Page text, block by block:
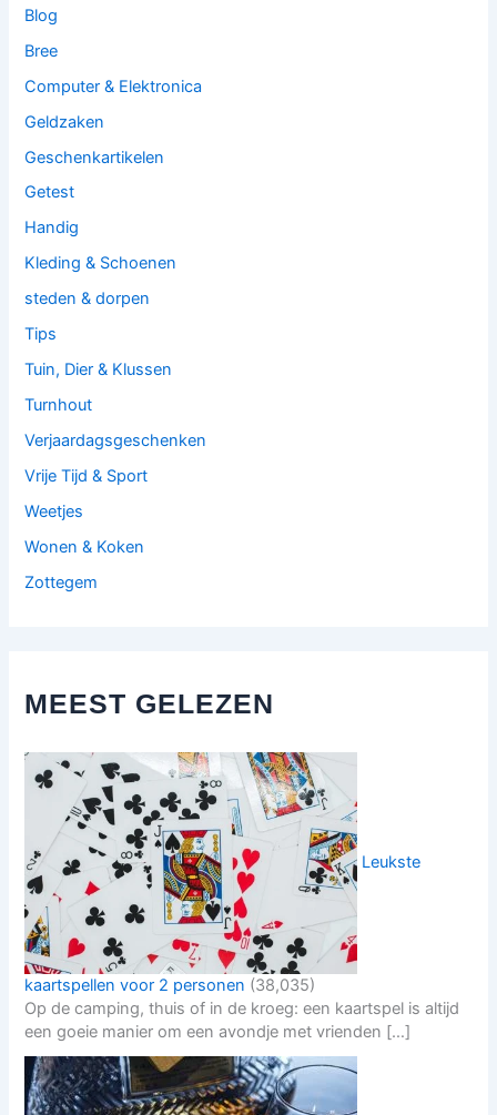
Blog
Bree
Computer & Elektronica
Geldzaken
Geschenkartikelen
Getest
Handig
Kleding & Schoenen
steden & dorpen
Tips
Tuin, Dier & Klussen
Turnhout
Verjaardagsgeschenken
Vrije Tijd & Sport
Weetjes
Wonen & Koken
Zottegem
MEEST GELEZEN
Leukste
kaartspellen voor 2 personen (38,035)
Op de camping, thuis of in de kroeg: een kaartspel is altijd
een goeie manier om een avondje met vrienden […]